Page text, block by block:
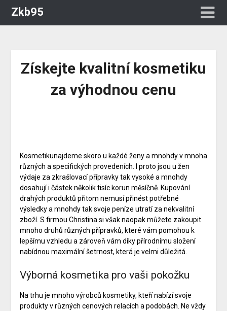
Zkb95
Získejte kvalitní kosmetiku
za výhodnou cenu
Kosmetikunajdeme skoro u každé ženy a mnohdy v mnoha
různých a specifických provedeních. I proto jsou u žen
výdaje za zkrašlovací přípravky tak vysoké a mnohdy
dosahují i částek několik tisíc korun měsíčně. Kupování
drahých produktů přitom nemusí přinést potřebné
výsledky a mnohdy tak svoje peníze utratí za nekvalitní
zboží. S firmou Christina si však naopak můžete zakoupit
mnoho druhů různých přípravků, které vám pomohou k
lepšímu vzhledu a zároveň vám díky přírodnímu složení
nabídnou maximální šetrnost, která je velmi důležitá.
Výborná kosmetika pro vaši pokožku
Na trhu je mnoho výrobců kosmetiky, kteří nabízí svoje
produkty v různých cenových relacích a podobách. Ne vždy